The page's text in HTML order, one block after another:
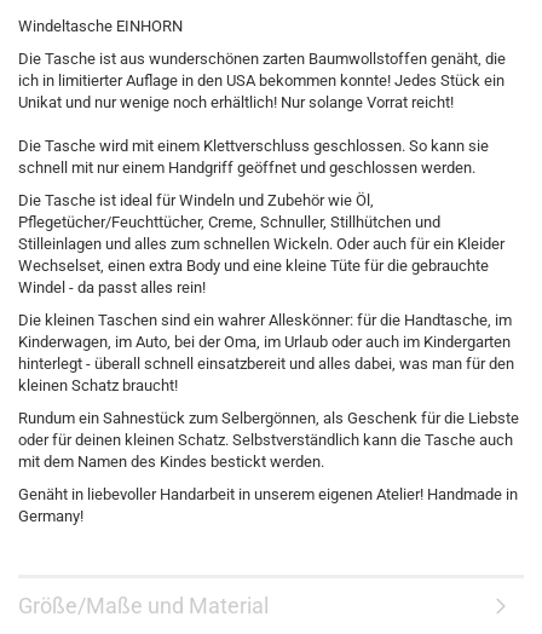
Windeltasche EINHORN
Die Tasche ist aus wunderschönen zarten Baumwollstoffen genäht, die
ich in limitierter Auflage in den USA bekommen konnte! Jedes Stück ein
Unikat und nur wenige noch erhältlich! Nur solange Vorrat reicht!
Die Tasche wird mit einem Klettverschluss geschlossen. So kann sie
schnell mit nur einem Handgriff geöffnet und geschlossen werden.
Die Tasche ist ideal für Windeln und Zubehör wie Öl,
Pflegetücher/Feuchttücher, Creme, Schnuller, Stillhütchen und
Stilleinlagen und alles zum schnellen Wickeln. Oder auch für ein Kleider
Wechselset, einen extra Body und eine kleine Tüte für die gebrauchte
Windel - da passt alles rein!
Die kleinen Taschen sind ein wahrer Alleskönner: für die Handtasche, im
Kinderwagen, im Auto, bei der Oma, im Urlaub oder auch im Kindergarten
hinterlegt - überall schnell einsatzbereit und alles dabei, was man für den
kleinen Schatz braucht!
Rundum ein Sahnestück zum Selbergönnen, als Geschenk für die Liebste
oder für deinen kleinen Schatz. Selbstverständlich kann die Tasche auch
mit dem Namen des Kindes bestickt werden.
Genäht in liebevoller Handarbeit in unserem eigenen Atelier! Handmade in
Germany!
Größe/Maße und Material